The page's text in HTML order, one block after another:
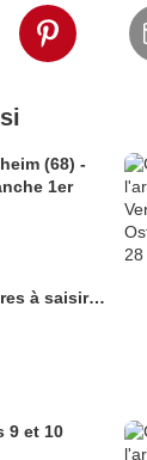
(68) -
1er
à saisir…
9 et 10